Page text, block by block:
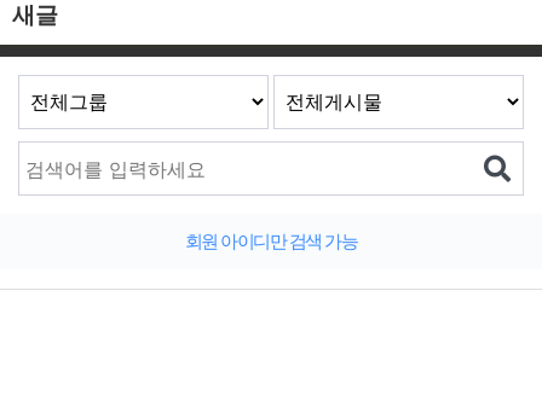
새글
회원 아이디만 검색 가능